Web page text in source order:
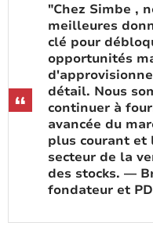
"Chez Simbe ,
meilleures
clé pour
opportunités
détail. Nous
continuer à
avancée du
plus courant
secteur de la
des stocks. —
fondateur et